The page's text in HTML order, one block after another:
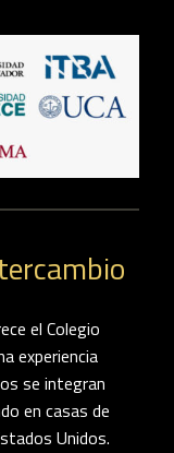
el Colegio
experiencia
se integran
en casas de
Unidos.